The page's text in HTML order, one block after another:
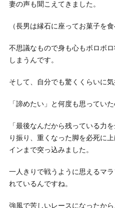
妻の声も聞こえてきました。
（長男は縁石に座ってお菓子を
不思議なもので身も心もボロボ
しまうんです。
そして、自分でも驚くくらいに気
「諦めたい」と何度も思ってい
「最後なんだから残っている力
り振り、重くなった脚を必死に
インまで突っ込みました。
一人きりで戦うように思えるマ
れているんですね。
強風で苦しいレースになったか